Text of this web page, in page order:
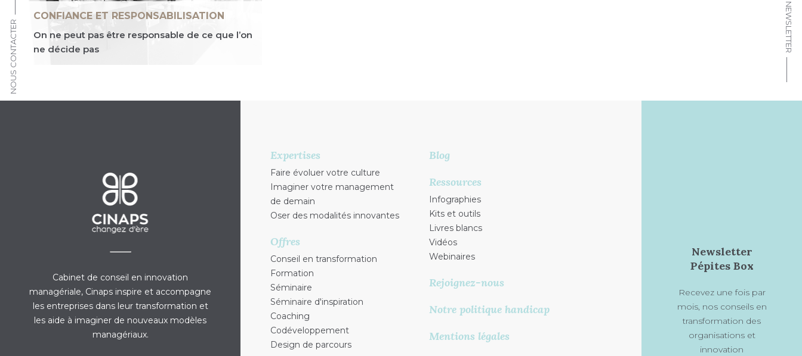
NOUS CONTACTER NEWSLETTER
CONFIANCE ET RESPONSABILISATION
On ne peut pas être responsable de ce que l’on
ne décide pas
Cabinet de conseil en innovation
managériale, Cinaps inspire et accompagne
les entreprises dans leur transformation et
les aide à imaginer de nouveaux modèles
managériaux.
Expertises
Faire évoluer votre culture
Imaginer votre management
de demain
Oser des modalités innovantes
Offres
Conseil en transformation
Formation
Séminaire
Séminaire d'inspiration
Coaching
Codéveloppement
Design de parcours
Blog
Ressources
Infographies
Kits et outils
Livres blancs
Vidéos
Webinaires
Rejoignez-nous
Notre politique handicap
Mentions légales
Newsletter
Pépites Box
Recevez une fois par
mois, nos conseils en
transformation des
organisations et
innovation